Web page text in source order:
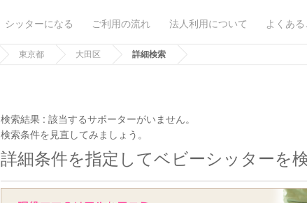
シッターになる ご利用の流れ 法人利用について よくあ
東京都 大田区 詳細検索
検索結果 :該当するサポーターがいません。
検索条件を見直してみましょう。
詳細条件を指定してベビーシッターを